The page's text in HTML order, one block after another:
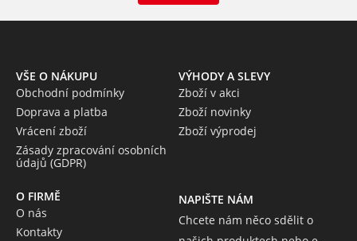
VŠE O NÁKUPU
Obchodní podmínky
Doprava a platba
Vrácení zboží
Zásady zpracování osobních
údajů (GDPR)
VÝHODY A SLEVY
Zboží v akci
Zboží novinky
Zboží výprodej
O FIRMĚ
O nás
Kontakty
NAPIŠTE NÁM
Chcete nám něco sdělit o